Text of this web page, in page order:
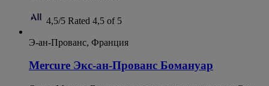
4,5/5 Rated 4,5 of 5
Э-ан-Прованс, Франция
Mercure Экс-ан-Прованс Бомануар